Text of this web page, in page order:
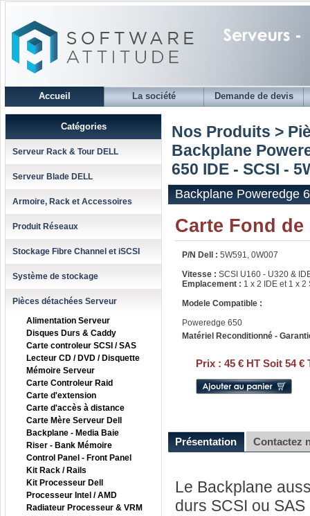
Accueil La société Demande de devis
Catégories
Serveur Rack & Tour DELL
Serveur Blade DELL
Armoire, Rack et Accessoires
Produit Réseaux
Stockage Fibre Channel et iSCSI
Système de stockage
Pièces détachées Serveur
Alimentation Serveur
Disques Durs & Caddy
Carte controleur SCSI / SAS
Lecteur CD / DVD / Disquette
Mémoire Serveur
Carte Controleur Raid
Carte d'extension
Carte d'accès à distance
Carte Mère Serveur Dell
Backplane - Media Baie
Riser - Bank Mémoire
Control Panel - Front Panel
Kit Rack / Rails
Kit Processeur Dell
Processeur Intel / AMD
Radiateur Processeur & VRM
Nos Produits >
Backplane
650 IDE - SCSI -
Backplane Poweredge
Carte Fond de
P/N Dell : 5W591, 0W007
Vitesse : SCSI U160 - U320 &
Emplacement : 1 x 2 IDE et 1 x 2
Modele Compatible :
Poweredge 650
Matériel Reconditionné -
Prix : 45 € HT Soit 54 €
Présentation Contactez
Le Backplane
durs SCSI ou